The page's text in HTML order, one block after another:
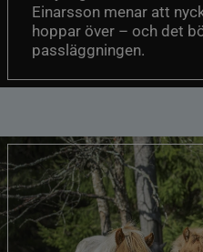
Einarsson menar att
hoppar över – och det
passläggningen.